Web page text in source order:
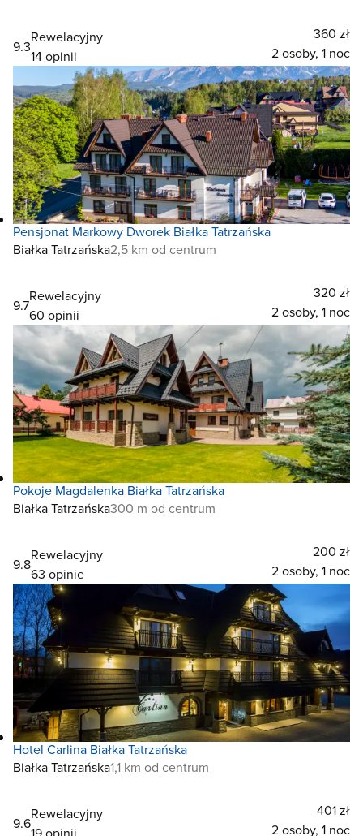
9.3
Rewelacyjny
14 opinii
360 zł
2 osoby, 1 noc
Pensjonat Markowy Dworek Białka Tatrzańska
Białka Tatrzańska2,5 km od centrum
9.7
Rewelacyjny
60 opinii
320 zł
2 osoby, 1 noc
Pokoje Magdalenka Białka Tatrzańska
Białka Tatrzańska300 m od centrum
9.8
Rewelacyjny
63 opinie
200 zł
2 osoby, 1 noc
Hotel Carlina Białka Tatrzańska
Białka Tatrzańska1,1 km od centrum
9.6
Rewelacyjny
401 zł
2 osoby, 1 noc